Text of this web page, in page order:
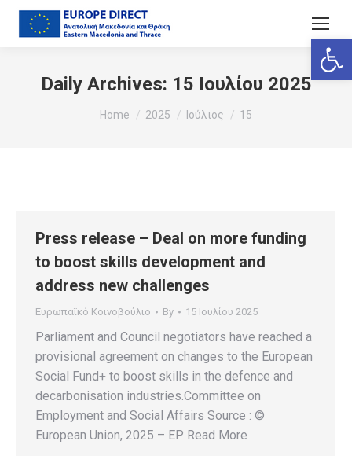
Daily Archives: 15 Ιουλίου 2025
You are here:
Home 2025 Ιούλιος 15
Press release – Deal on more funding
to boost skills development and
address new challenges
Ευρωπαϊκό Κοινοβούλιο By 15 Ιουλίου 2025
Parliament and Council negotiators have reached a
provisional agreement on changes to the European
Social Fund+ to boost skills in the defence and
decarbonisation industries.Committee on
Employment and Social Affairs Source : ©
European Union, 2025 – EP Read More